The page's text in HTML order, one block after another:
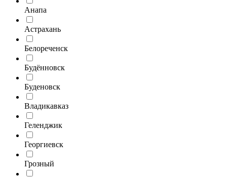
Анапа
Астрахань
Белореченск
Будённовск
Буденовск
Владикавказ
Геленджик
Георгиевск
Грозный